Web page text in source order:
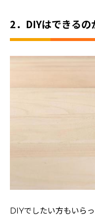
2．DIYはできるの
DIYでしたい方もいらっ